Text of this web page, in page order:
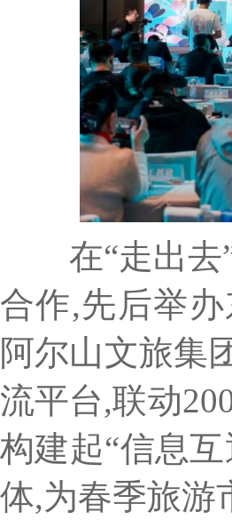
在“走出去”
合作,先后举
阿尔山文旅集
流平台,联动
构建起“信息
体,为春季旅游